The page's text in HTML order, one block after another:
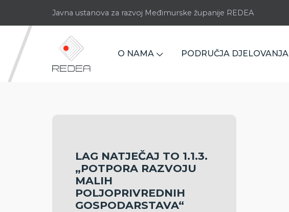
Javna ustanova za razvoj Međimurske županije REDEA
O NAMA PODRUČJA DJELOVANJA
LAG NATJEČAJ TO 1.1.3.
„POTPORA RAZVOJU
MALIH
POLJOPRIVREDNIH
GOSPODARSTAVA“